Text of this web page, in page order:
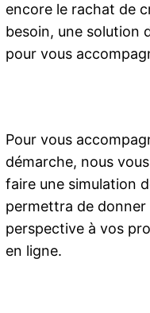
encore le rachat de
besoin, une solution
pour vous
Pour vous
démarche, nous
faire une simulation
permettra de donner
perspective à vos
en ligne.